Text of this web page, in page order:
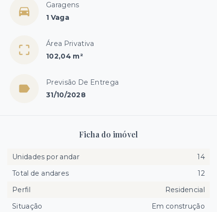
Garagens
1 Vaga
Área Privativa
102,04 m²
Previsão De Entrega
31/10/2028
Ficha do imóvel
Unidades por andar
14
Total de andares
12
Perfil
Residencial
Situação
Em construção